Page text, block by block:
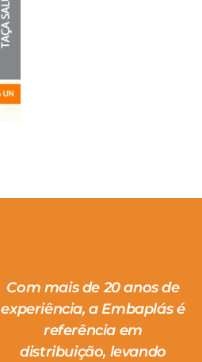
Com mais de 20 anos de
experiência, a Embaplás é
referência em
distribuição, levando